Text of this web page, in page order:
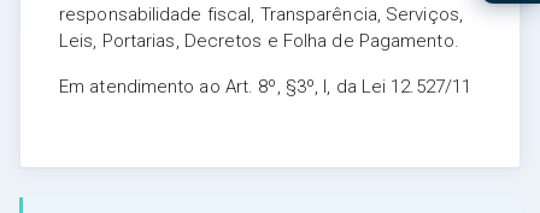
responsabilidade fiscal, Transparência, Serviços,
Leis, Portarias, Decretos e Folha de Pagamento.
Em atendimento ao Art. 8º, §3º, I, da Lei 12.527/11